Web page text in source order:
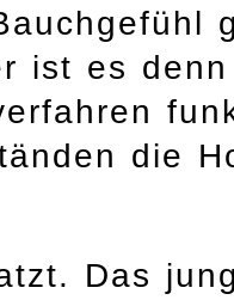
ist es
die
Das